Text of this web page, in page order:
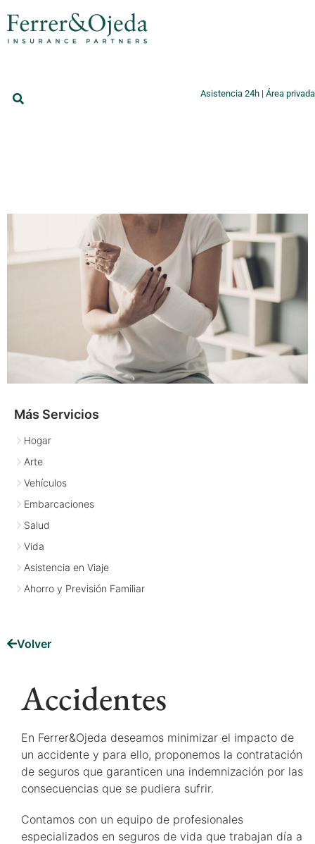
Asistencia 24h | Área privada
Más Servicios
Hogar
Arte
Vehículos
Embarcaciones
Salud
Vida
Asistencia en Viaje
Ahorro y Previsión Familiar
Volver
Accidentes
En Ferrer&Ojeda deseamos minimizar el impacto de
un accidente y para ello, proponemos la contratación
de seguros que garanticen una indemnización por las
consecuencias que se pudiera sufrir.
Contamos con un equipo de profesionales
especializados en seguros de vida que trabajan día a